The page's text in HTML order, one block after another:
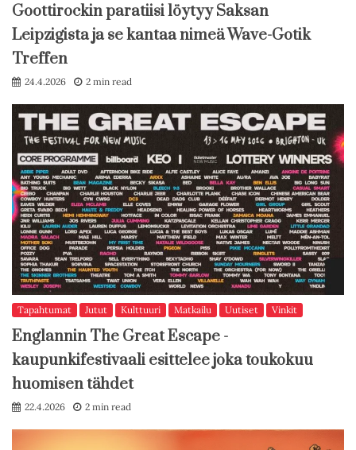
Goottirockin paratiisi löytyy Saksan
Leipzigista ja se kantaa nimeä Wave-Gotik
Treffen
24.4.2026 2 min read
Tapahtumat Jutut Kulttuuri Matkailu Uutiset Vinkit
Englannin The Great Escape -
kaupunkifestivaali esittelee joka toukokuu
huomisen tähdet
22.4.2026 2 min read